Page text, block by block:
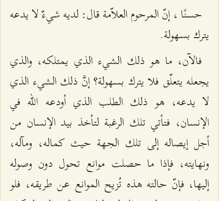
حسنًا ، إنّ المرحوم العلاّمة قال: لديه شيءٌ لا يدعه
يترك بسهولة.
فالآن، ما هو ذلك الشيء الذي يمتلكه، والذي
يجعله يتعلّق فلا يترك بسهولة؟ إنَّ ذلك الشيء الذي
لا يدعه، هو ذلك الطلب الذي أودعه الله في
الإنسان، فتأتي تلك الرغبة لتأخذ بيد الإنسان من
أجل إيصاله إلى تلك الجهة حيث كماله، ومآله،
ونهايته، فإذا ما حصلت موانع تحول دون وصوله
إليها، فإنّ حالته هذه تُزيح الموانع عن طريقه، فلو